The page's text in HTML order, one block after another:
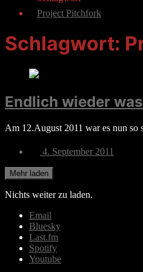
Project Pitchfork
Schlagwort:
Endlich wieder
Am 12.August 2011 war es nun
Veröffentlichungsdatum
4. September 2011
Mehr laden
Nichts weiter zu laden.
Email
Bluesky
Last.fm
Spotify
Youtube